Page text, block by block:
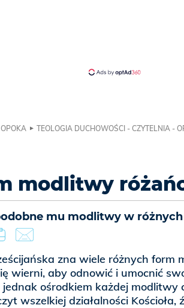
TEOLOGIA DUCHOWOŚCI - CZYTELNIA -
modlitwy
mu modlitwy w
zna wiele różnych form
wierni, aby odnowić i umocnić
ośrodkiem każdej modlitwy
wszelkiej działalności Kościoła,